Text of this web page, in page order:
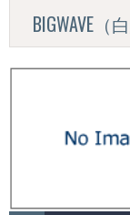
BIGWAVE